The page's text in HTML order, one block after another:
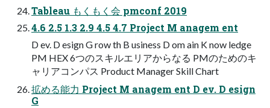
Tableau もくもく会 pmconf 2019
4.6 2.5 1.3 2.9 4.5 4.7 Project M anagem ent
D ev. D esign G row th B usiness D om ain K now ledge
PM HEX 6つのスキルエリアからなる PMのためのキ
ャリアコンパス Product Manager Skill Chart
拡める能力 Project M anagem ent D ev. D esign
G